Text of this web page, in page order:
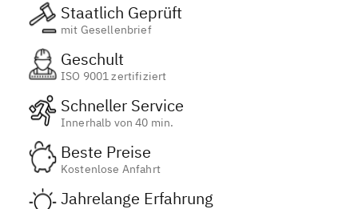
Staatlich Geprüft
mit Gesellenbrief
Geschult
ISO 9001 zertifiziert
Schneller Service
Innerhalb von 40 min.
Beste Preise
Kostenlose Anfahrt
Jahrelange Erfahrung